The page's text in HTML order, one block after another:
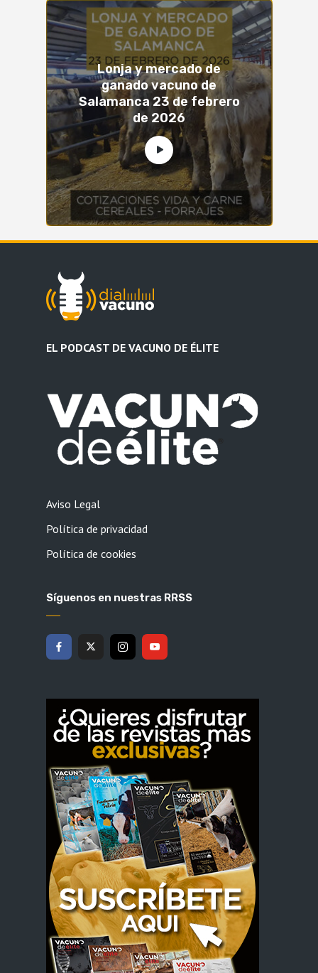
Lonja y mercado de
ganado vacuno de
Salamanca 23 de febrero
de 2026
EL PODCAST DE VACUNO DE ÉLITE
Aviso Legal
Política de privacidad
Política de cookies
Síguenos en nuestras RRSS